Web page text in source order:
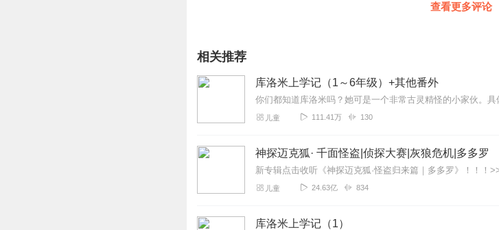
不喜欢🙅，就是不喜欢讨厌讨厌讨厌😠
2025-11-22
查看更多评论
相关推荐
库洛米上学记（1～6年级）+其他番外
儿童 111.41万 130
神探迈克狐· 千面怪盗|侦探大赛|灰狼危机|多多罗
儿童 24.63亿 834
库洛米上学记（1）